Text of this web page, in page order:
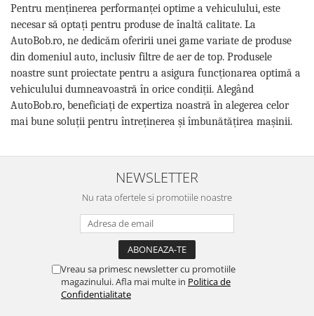
Pentru menținerea performanței optime a vehiculului, este
necesar să optați pentru produse de înaltă calitate. La
AutoBob.ro, ne dedicăm oferirii unei game variate de produse
din domeniul auto, inclusiv filtre de aer de top. Produsele
noastre sunt proiectate pentru a asigura funcționarea optimă a
vehiculului dumneavoastră în orice condiții. Alegând
AutoBob.ro, beneficiați de expertiza noastră în alegerea celor
mai bune soluții pentru întreținerea și îmbunătățirea mașinii.
NEWSLETTER
Nu rata ofertele si promotiile noastre
Vreau sa primesc newsletter cu promotiile
magazinului. Afla mai multe in Politica de
Confidentialitate